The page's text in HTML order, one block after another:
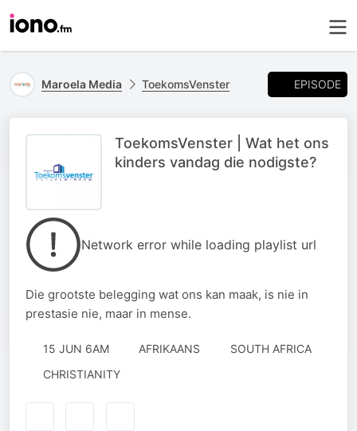
Maroela Media ToekomsVenster EPISODE
ToekomsVenster | Wat het ons
kinders vandag die nodigste?
Network error while loading playlist url
Die grootste belegging wat ons kan maak, is nie in
prestasie nie, maar in mense.
15 JUN 6AM AFRIKAANS
SOUTH AFRICA
CHRISTIANITY